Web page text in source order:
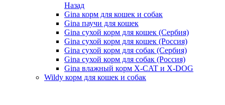
Назад
Gina корм для кошек и собак
Gina паучи для кошек
Gina сухой корм для кошек (Сербия)
Gina сухой корм для кошек (Россия)
Gina сухой корм для собак (Сербия)
Gina сухой корм для собак (Россия)
Gina влажный корм X-CAT и X-DOG
Wildy корм для кошек и собак